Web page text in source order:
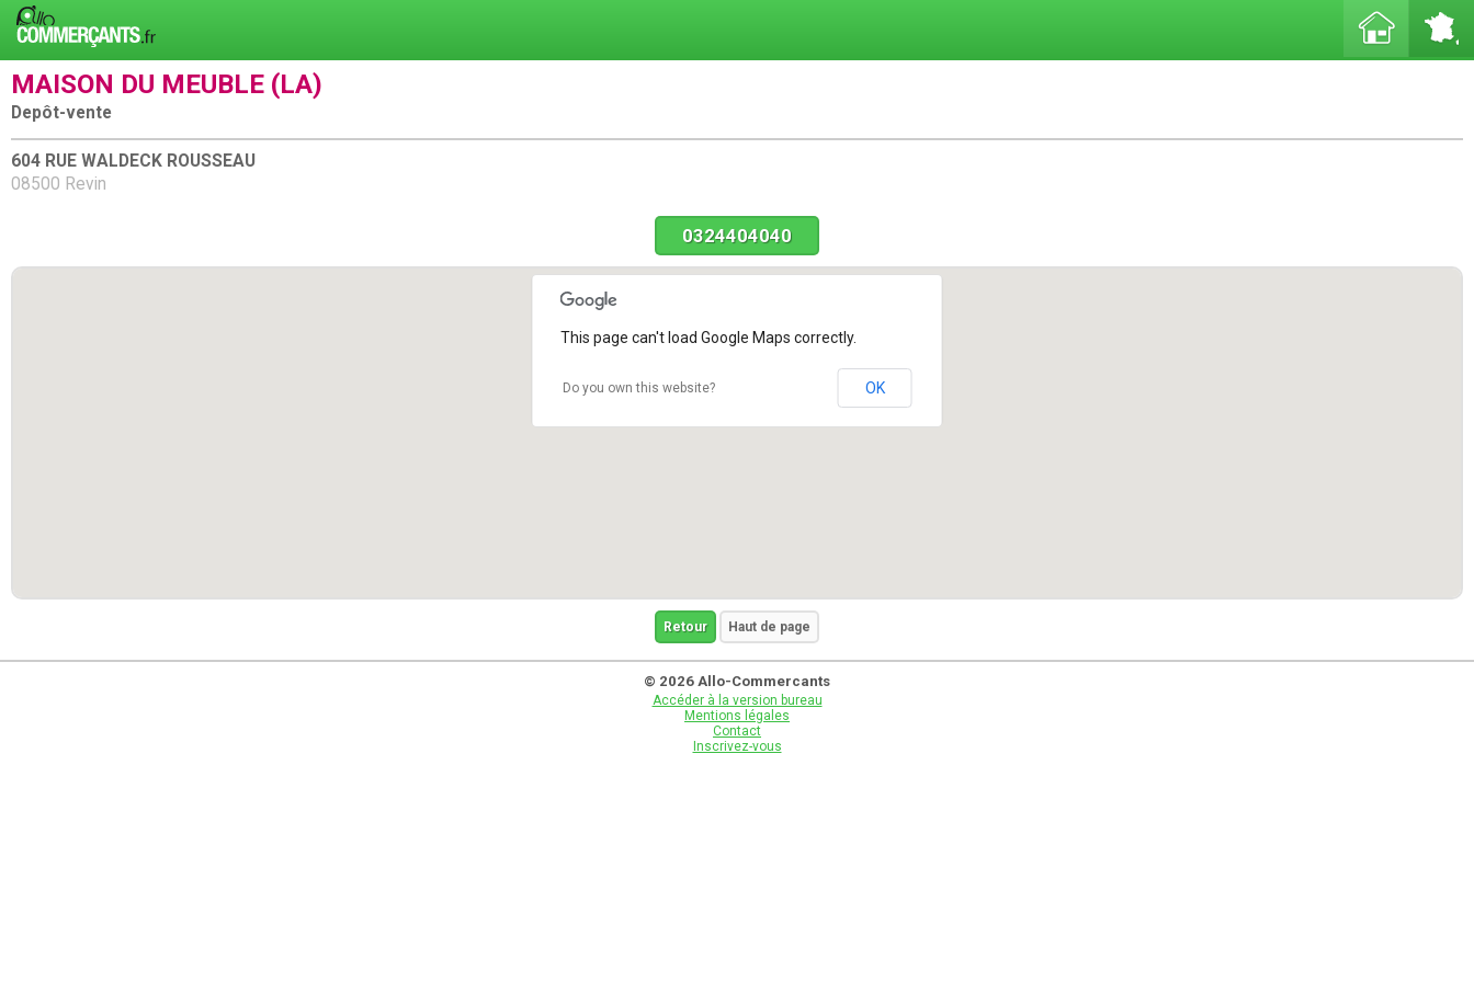
MAISON DU MEUBLE (LA)
Depôt-vente
604 RUE WALDECK ROUSSEAU
08500 Revin
0324404040
This page can't load Google Maps correctly.
Do you own this website? OK
Retour Haut de page
© 2026 Allo-Commercants
Accéder à la version bureau
Mentions légales
Contact
Inscrivez-vous